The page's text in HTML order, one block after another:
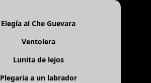
Elegía al Che Guevara
Ventolera
Lunita de lejos
Plegaria a un labrador